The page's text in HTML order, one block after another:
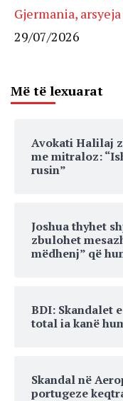
Gjermania,
29/07/2026
Më të lexuarat
Avokati Halilaj
me mitraloz:
rusin”
Joshua thyhet
zbulohet
mëdhenj” që
BDI: Skandalet
total ia kanë
Skandal në
portugeze